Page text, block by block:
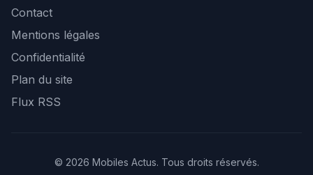
Contact
Mentions légales
Confidentialité
Plan du site
Flux RSS
© 2026 Mobiles Actus. Tous droits réservés.